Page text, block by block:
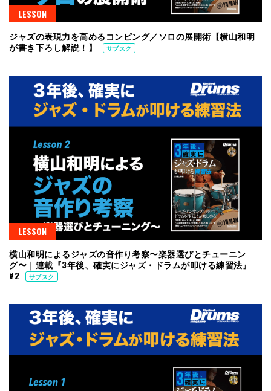
LESSON
ジャズの表現力を高めるコンピング／ソロの展開術【横山和明
が書き下ろし解説！】
サブスク
LESSON
横山和明によるジャズの音作り考察〜楽器選びとチューニン
グ〜｜連載『3年後、確実にジャズ・ドラムが叩ける練習法』
#2
サブスク